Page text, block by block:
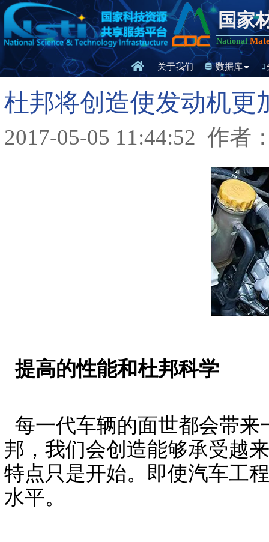
国家
National
关于我们 数据库
杜邦将创造使发动机更
2017-05-05 11:44:52 作者
提高的性能和杜邦科学
每一代车辆的面世都会带
邦，我们会创造能够承受越
特点只是开始。即使汽车工
水平。